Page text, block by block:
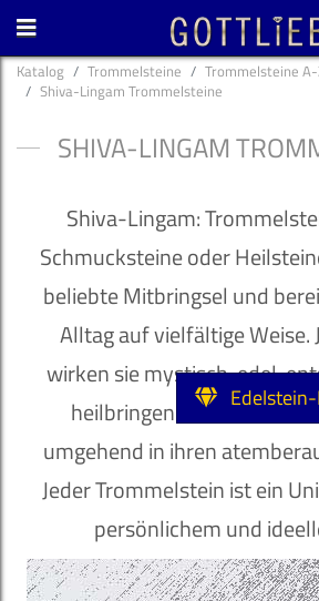
Katalog Trommelsteine
Trommelsteine
Shiva-Lingam Trommelsteine
SHIVA-LINGAM
Shiva-Lingam:
Schmucksteine oder
beliebte Mitbringsel und
Alltag auf vielfältige Weise.
wirken sie mystisch, edel,
heilbringend und ziehen
umgehend in ihren
Jeder Trommelstein ist ein
persönlichem und